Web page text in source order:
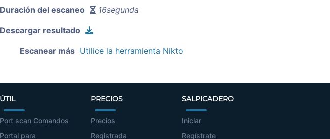
Duración del escaneo 16segunda
Descargar resultado
Escanear más Utilice la herramienta Nikto
ÚTIL
Port scan Comandos
Portal para
PRECIOS
Precios
Registrada
SALPICADERO
Iniciar
Regístrate